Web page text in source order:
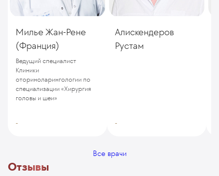
Милье Жан-Рене
(Франция)
Ведущий специалист
Клиники
оториноларингологии по
специализации «Хирургия
головы и шеи»
-
Алискендеров
Рустам
-
Все врачи
Отзывы